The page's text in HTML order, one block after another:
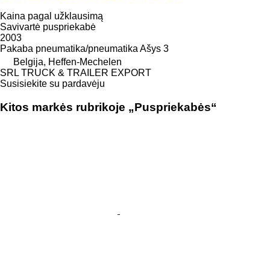
Kaina pagal užklausimą
Savivartė puspriekabė
2003
Pakaba pneumatika/pneumatika Ašys 3
Belgija, Heffen-Mechelen
SRL TRUCK & TRAILER EXPORT
Susisiekite su pardavėju
Kitos markės rubrikoje „Puspriekabės“